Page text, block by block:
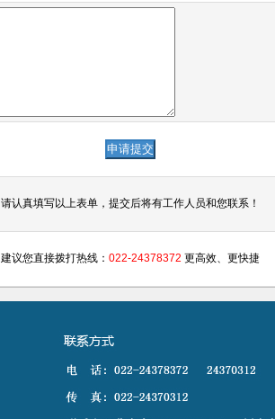
请认真填写以上表单，提交后将有工作人员和您联系！
建议您直接拨打热线： 022-24378372 更高效、更快捷